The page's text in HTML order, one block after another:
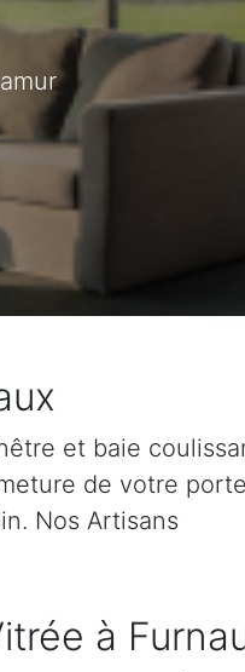
et baie
de votre
Nos Artisans
à